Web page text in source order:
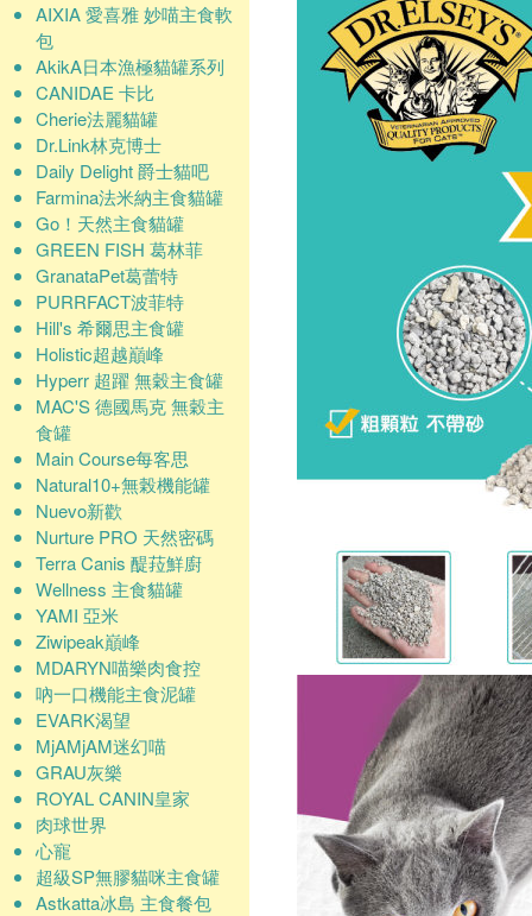
AIXIA 愛喜雅 妙喵主食軟
包
AkikA日本漁極貓罐系列
CANIDAE 卡比
Cherie法麗貓罐
Dr.Link林克博士
Daily Delight 爵士貓吧
Farmina法米納主食貓罐
Go！天然主食貓罐
GREEN FISH 葛林菲
GranataPet葛蕾特
PURRFACT波菲特
Hill's 希爾思主食罐
Holistic超越巔峰
Hyperr 超躍 無穀主食罐
MAC'S 德國馬克 無穀主
食罐
Main Course每客思
Natural10+無榖機能罐
Nuevo新歡
Nurture PRO 天然密碼
Terra Canis 醍菈鮮廚
Wellness 主食貓罐
YAMI 亞米
Ziwipeak巔峰
MDARYN喵樂肉食控
吶一口機能主食泥罐
EVARK渴望
MjAMjAM迷幻喵
GRAU灰樂
ROYAL CANIN皇家
肉球世界
心寵
超級SP無膠貓咪主食罐
Astkatta冰島 主食餐包